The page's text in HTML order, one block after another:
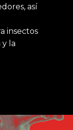
así
insectos
la